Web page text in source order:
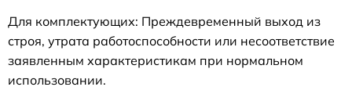
Для комплектующих: Преждевременный выход из
строя, утрата работоспособности или несоответствие
заявленным характеристикам при нормальном
использовании.